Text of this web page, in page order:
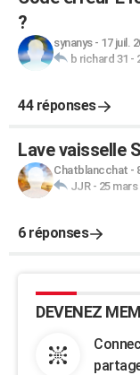
?
synanys- 17 juil.
b richard 31 -
44 réponses
Lave vaisselle
Chatblancchat -
JJR- 25 mars
6 réponses
DEVENEZ